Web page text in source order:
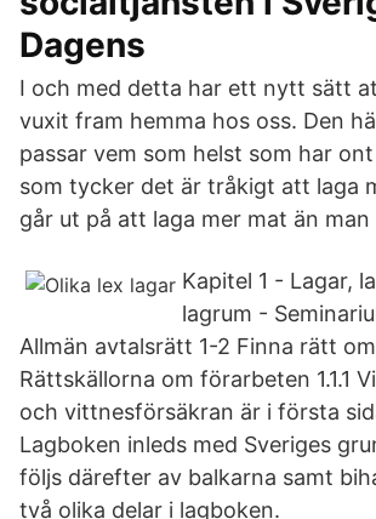
Dagens
I och med detta har ett nytt sätt
vuxit fram hemma hos oss. Den
passar vem som helst som har
som tycker det är tråkigt att laga
går ut på att laga mer mat än man
Kapitel 1 - Lagar,
lagrum -
Allmän avtalsrätt 1-2 Finna rätt
Rättskällorna om förarbeten 1.1.1
och vittnesförsäkran är i första
Lagboken inleds med Sveriges
följs därefter av balkarna samt
två olika delar i lagboken.